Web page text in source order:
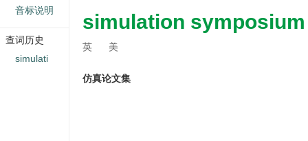
simulation symposium
英 美
仿真论文集
音标说明
查词历史
simulati